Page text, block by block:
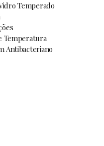
Temperado
Temperatura
Antibacteriano